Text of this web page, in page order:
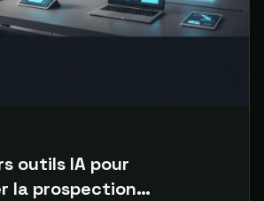
outils IA pour
la prospection